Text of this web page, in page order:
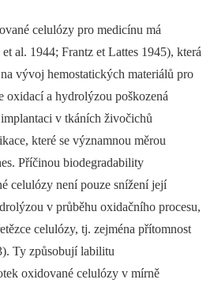
celulózy pro medicínu má
al. 1944; Frantz et Lattes 1945), která
vývoj hemostatických materiálů pro
oxidací a hydrolýzou poškozená
v tkáních živočichů
které se významnou měrou
Příčinou biodegradability
celulózy není pouze snížení její
v průběhu oxidačního procesu,
celulózy, tj. zejména přítomnost
Ty způsobují labilitu
oxidované celulózy v mírně